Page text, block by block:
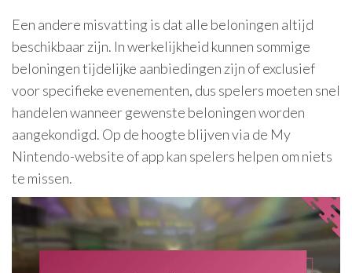
Een andere misvatting is dat alle beloningen altijd
beschikbaar zijn. In werkelijkheid kunnen sommige
beloningen tijdelijke aanbiedingen zijn of exclusief
voor specifieke evenementen, dus spelers moeten snel
handelen wanneer gewenste beloningen worden
aangekondigd. Op de hoogte blijven via de My
Nintendo-website of app kan spelers helpen om niets
te missen.